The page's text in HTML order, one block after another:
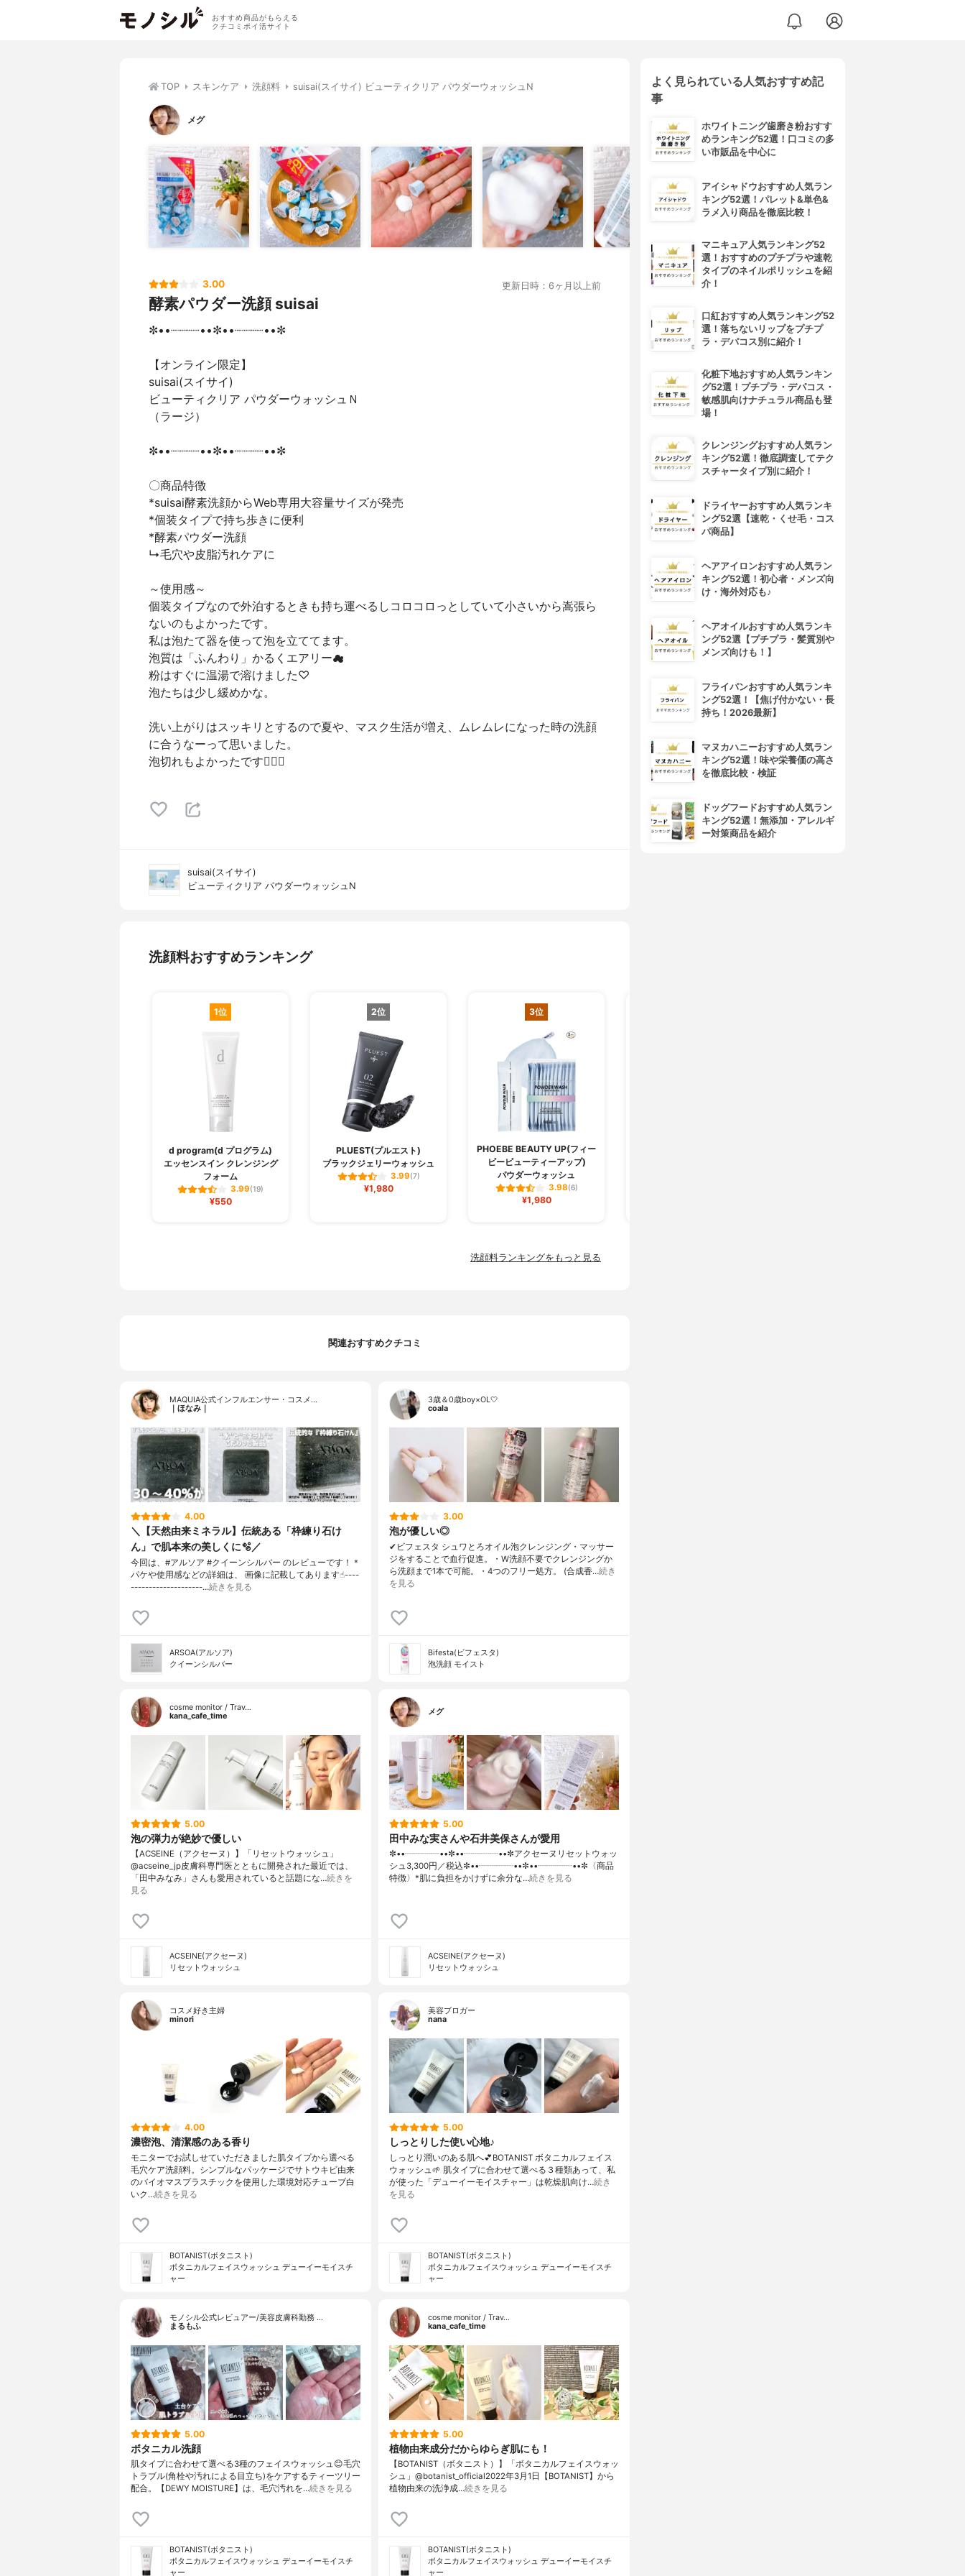
おすすめ商品がもらえる
クチコミポイ活サイト
TOP スキンケア 洗顔料 suisai(スイサイ) ビューティクリア パウダーウォッシュN
メグ
3.00 更新日時：6ヶ月以上前
酵素パウダー洗顔 suisai
✼••┈┈┈┈••✼••┈┈┈┈••✼
【オンライン限定】
suisai(スイサイ)
ビューティクリア パウダーウォッシュＮ
（ラージ）
✼••┈┈┈┈••✼••┈┈┈┈••✼
〇商品特徴
*suisai酵素洗顔からWeb専用大容量サイズが発売
*個装タイプで持ち歩きに便利
*酵素パウダー洗顔
↳毛穴や皮脂汚れケアに
～使用感～
個装タイプなので外泊するときも持ち運べるしコロコロっとしていて小さいから嵩張ら
ないのもよかったです。
私は泡たて器を使って泡を立ててます。
泡質は「ふんわり」かるくエアリー☁
粉はすぐに温湯で溶けました♡
泡たちは少し緩めかな。
洗い上がりはスッキリとするので夏や、マスク生活が増え、ムレムレになった時の洗顔
に合うなーって思いました。
泡切れもよかったです🙆‍♀️✨
suisai(スイサイ)
ビューティクリア パウダーウォッシュN
洗顔料おすすめランキング
1位
d program(d プログラム)
エッセンスイン クレンジング
フォーム
3.99(19)
¥550
2位
PLUEST(プルエスト)
ブラックジェリーウォッシュ
3.99(7)
¥1,980
3位
PHOEBE BEAUTY UP(フィー
ビービューティーアップ)
パウダーウォッシュ
3.98(6)
¥1,980
洗顔料ランキングをもっと見る
関連おすすめクチコミ
MAQUIA公式インフルエンサー・コスメ…
｜ほなみ｜
4.00
＼【天然由来ミネラル】伝統ある「枠練り石け
ん」で肌本来の美しくに🫧／
今回は、#アルソア #クイーンシルバー のレビューです！＊
パケや使用感などの詳細は、 画像に記載してあります☝︎----
--------------------…続きを見る
ARSOA(アルソア)
クイーンシルバー
3歳＆0歳boy×OL🤍
coala
3.00
泡が優しい◎
✔︎ビフェスタ シュワとろオイル泡クレンジング・マッサー
ジをすることで血行促進。・W洗顔不要でクレンジングか
ら洗顔まで1本で可能。・4つのフリー処方。 (合成香…続き
を見る
Bifesta(ビフェスタ)
泡洗顔 モイスト
cosme monitor / Trav…
kana_cafe_time
5.00
泡の弾力が絶妙で優しい
【ACSEINE（アクセーヌ）】「リセットウォッシュ」
@acseine_jp皮膚科専門医とともに開発された最近では、
「田中みなみ」さんも愛用されていると話題にな…続きを
見る
ACSEINE(アクセーヌ)
リセットウォッシュ
メグ
5.00
田中みな実さんや石井美保さんが愛用
✼••┈┈┈┈••✼••┈┈┈┈••✼アクセーヌリセットウォッ
シュ3,300円／税込✼••┈┈┈┈••✼••┈┈┈┈••✼〈商品
特徴〉*肌に負担をかけずに余分な…続きを見る
ACSEINE(アクセーヌ)
リセットウォッシュ
コスメ好き主婦
minori
4.00
濃密泡、清潔感のある香り
モニターでお試しせていただきました肌タイプから選べる
毛穴ケア洗顔料。シンプルなパッケージでサトウキビ由来
のバイオマスプラスチックを使用した環境対応チューブ白
いク…続きを見る
BOTANIST(ボタニスト)
ボタニカルフェイスウォッシュ デューイーモイスチ
ャー
美容ブロガー
nana
5.00
しっとりした使い心地♪
しっとり潤いのある肌へ💕BOTANIST ボタニカルフェイス
ウォッシュ🌱 肌タイプに合わせて選べる３種類あって、私
が使った「デューイーモイスチャー」は乾燥肌向け…続き
を見る
BOTANIST(ボタニスト)
ボタニカルフェイスウォッシュ デューイーモイスチ
ャー
モノシル公式レビュアー/美容皮膚科勤務 …
まるもふ
5.00
ボタニカル洗顔
肌タイプに合わせて選べる3種のフェイスウォッシュ😊毛穴
トラブル(角栓や汚れによる目立ち)をケアするティーツリー
配合。【DEWY MOISTURE】は、毛穴汚れを…続きを見る
BOTANIST(ボタニスト)
ボタニカルフェイスウォッシュ デューイーモイスチ
ャー
cosme monitor / Trav…
kana_cafe_time
5.00
植物由来成分だからゆらぎ肌にも！
【BOTANIST（ボタニスト）】「ボタニカルフェイスウォッ
シュ」@botanist_official2022年3月1日【BOTANIST】から
植物由来の洗浄成…続きを見る
BOTANIST(ボタニスト)
ボタニカルフェイスウォッシュ デューイーモイスチ
ャー
よく見られている人気おすすめ記
事
ホワイトニング歯磨き粉おすす
めランキング52選！口コミの多
い市販品を中心に
アイシャドウおすすめ人気ラン
キング52選！パレット&単色&
ラメ入り商品を徹底比較！
マニキュア人気ランキング52
選！おすすめのプチプラや速乾
タイプのネイルポリッシュを紹
介！
口紅おすすめ人気ランキング52
選！落ちないリップをプチプ
ラ・デパコス別に紹介！
化粧下地おすすめ人気ランキン
グ52選！プチプラ・デパコス・
敏感肌向けナチュラル商品も登
場！
クレンジングおすすめ人気ラン
キング52選！徹底調査してテク
スチャータイプ別に紹介！
ドライヤーおすすめ人気ランキ
ング52選【速乾・くせ毛・コス
パ商品】
ヘアアイロンおすすめ人気ラン
キング52選！初心者・メンズ向
け・海外対応も♪
ヘアオイルおすすめ人気ランキ
ング52選【プチプラ・髪質別や
メンズ向けも！】
フライパンおすすめ人気ランキ
ング52選！【焦げ付かない・長
持ち！2026最新】
マヌカハニーおすすめ人気ラン
キング52選！味や栄養価の高さ
を徹底比較・検証
ドッグフードおすすめ人気ラン
キング52選！無添加・アレルギ
ー対策商品を紹介